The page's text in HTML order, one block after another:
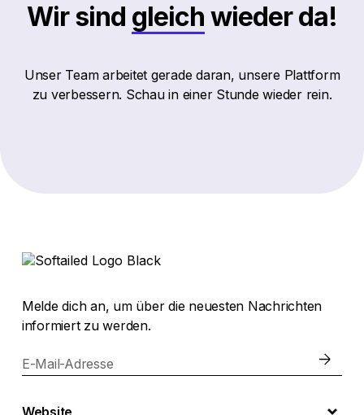
Wir sind gleich wieder da!
Unser Team arbeitet gerade daran, unsere Plattform
zu verbessern. Schau in einer Stunde wieder rein.
Melde dich an, um über die neuesten Nachrichten
informiert zu werden.
E-Mail-Adresse
Website